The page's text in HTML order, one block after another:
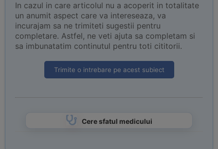
In cazul in care articolul nu a acoperit in totalitate
un anumit aspect care va intereseaza, va
incurajam sa ne trimiteti sugestii pentru
completare. Astfel, ne veti ajuta sa completam si
sa imbunatatim continutul pentru toti cititorii.
Trimite o intrebare pe acest subiect
Cere sfatul medicului